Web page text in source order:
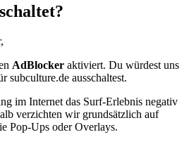
AdBlocker aktiviert. Du würdest uns
subculture.de ausschaltest.
im Internet das Surf-Erlebnis negativ
verzichten wir grundsätzlich auf
Pop-Ups oder Overlays.